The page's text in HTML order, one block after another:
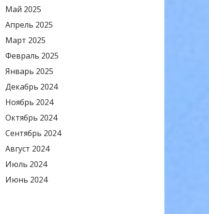
Май 2025
Апрель 2025
Март 2025
Февраль 2025
Январь 2025
Декабрь 2024
Ноябрь 2024
Октябрь 2024
Сентябрь 2024
Август 2024
Июль 2024
Июнь 2024